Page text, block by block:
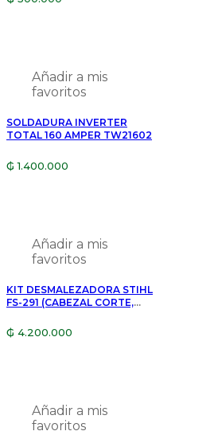
Añadir a mis
favoritos
SOLDADURA INVERTER
TOTAL 160 AMPER TW21602
₲ 1.400.000
Añadir a mis
favoritos
KIT DESMALEZADORA STIHL
FS-291 (CABEZAL CORTE,
1/2)
₲ 4.200.000
Añadir a mis
favoritos